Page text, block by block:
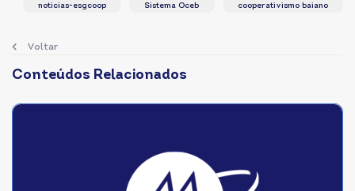
Voltar
noticias-esgcoop Sistema Oceb cooperativismo baiano
Conteúdos Relacionados